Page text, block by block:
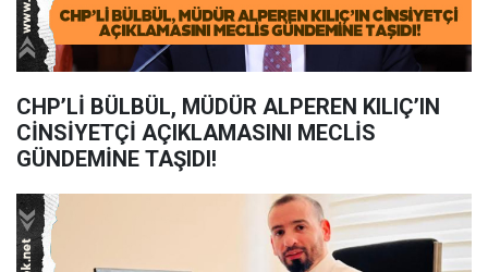
CHP’Lİ BÜLBÜL, MÜDÜR ALPEREN KILIÇ’IN
CİNSİYETÇİ AÇIKLAMASINI MECLİS
GÜNDEMİNE TAŞIDI!